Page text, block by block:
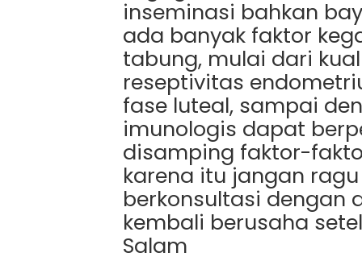
inseminasi bahkan
ada banyak faktor
tabung, mulai dari
reseptivitas
fase luteal, sampai
imunologis dapat
disamping faktor-
karena itu jangan
berkonsultasi dengan
kembali berusaha
Salam